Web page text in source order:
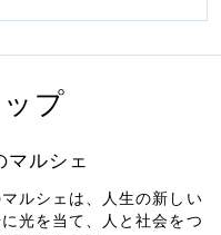
プ
マルシェ
ルシェは、人生の新しい
光を当て、人と社会をつ